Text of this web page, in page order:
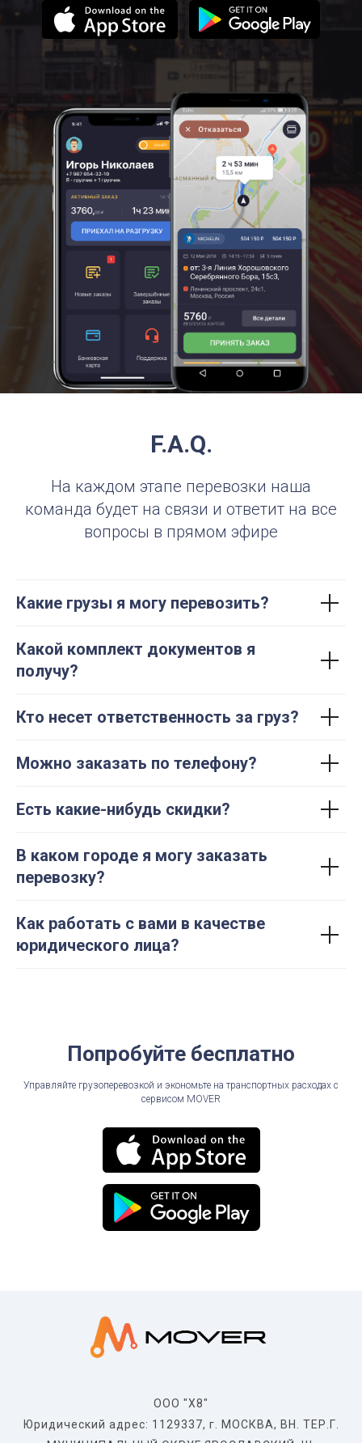
F.A.Q.
На каждом этапе перевозки наша
команда будет на связи и ответит на все
вопросы в прямом эфире
Какие грузы я могу перевозить?
Какой комплект документов я
получу?
Кто несет ответственность за груз?
Можно заказать по телефону?
Есть какие-нибудь скидки?
В каком городе я могу заказать
перевозку?
Как работать с вами в качестве
юридического лица?
Попробуйте бесплатно
Управляйте грузоперевозкой и экономьте на транспортных расходах с
сервисом MOVER
ООО "X8"
Юридический адрес: 1129337, г. МОСКВА, ВН. ТЕР.Г.